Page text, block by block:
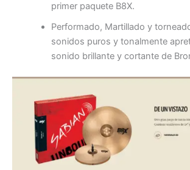
primer paquete B8X.
Performado, Martillado y
sonidos puros y tonalmente
sonido brillante y cortante de